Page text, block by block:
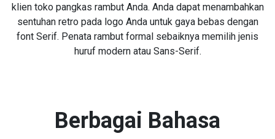
klien toko pangkas rambut Anda. Anda dapat menambahkan
sentuhan retro pada logo Anda untuk gaya bebas dengan
font Serif. Penata rambut formal sebaiknya memilih jenis
huruf modern atau Sans-Serif.
Berbagai Bahasa